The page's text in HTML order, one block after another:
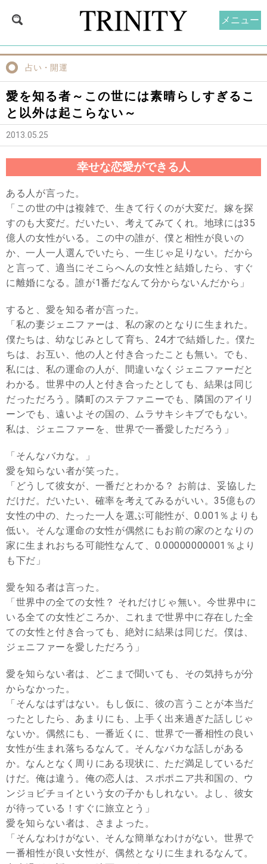
占い・開運
愛を知る者～この世には素晴らしすぎるこ
と以外は起こらない～
2013.05.25
幸せな恋愛ができる人
ある人が言った。
「この世の中は複雑で、生きて行くのが大変だ。嫁を探
すのも大変だ。だいたい、考えてみてくれ。地球には35
億人の女性がいる。この中の誰が、僕と相性が良いの
か、一人一人選んでいたら、一生じゃ足りない。だから
と言って、適当にそこらへんの女性と結婚したら、すぐ
に離婚になる。誰が1番だなんて分からないんだから」
すると、愛を知る者が言った。
「私の妻ジェニファーは、私の家のとなりに生まれた。
僕たちは、幼なじみとして育ち、24才で結婚した。僕た
ちは、お互い、他の人と付き合ったことも無い。でも、
私には、私の運命の人が、間違いなくジェニファーだと
わかる。世界中の人と付き合ったとしても、結果は同じ
だっただろう。隣町のステファニーでも、隣国のアイリ
ーンでも、遠いよその国の、ムラサキシキブでもない。
私は、ジェニファーを、世界で一番愛しただろう」
「そんなバカな。」
愛を知らない者が笑った。
「どうして彼女が、一番だとわかる？ お前は、妥協した
だけだ。だいたい、確率を考えてみるがいい。35億もの
女性の中の、たった一人を選ぶ可能性が、0.001％よりも
低い。そんな運命の女性が偶然にもお前の家のとなりの
家に生まれおちる可能性なんて、0.00000000001％より
も下だ」
愛を知る者は言った。
「世界中の全ての女性？ それだけじゃ無い。今世界中に
いる全ての女性どころか、これまで世界中に存在した全
ての女性と付き合っても、絶対に結果は同じだ。僕は、
ジェニファーを愛しただろう」
愛を知らない者は、どこまで聞いても、その気持ちが分
からなかった。
「そんなはずはない。もし仮に、彼の言うことが本当だ
ったとしたら、あまりにも、上手く出来過ぎた話しじゃ
ないか。偶然にも、一番近くに、世界で一番相性の良い
女性が生まれ落ちるなんて。そんなバカな話しがある
か。なんとなく周りにある現状に、ただ満足しているだ
けだ。俺は違う。俺の恋人は、スポポニア共和国の、ウ
ンジョビチョイという女の子かもしれない。よし、彼女
が待っている！すぐに旅立とう」
愛を知らない者は、さまよった。
「そんなわけがない、そんな簡単なわけがない。世界で
一番相性が良い女性が、偶然となりに生まれるなんて。
メニュー